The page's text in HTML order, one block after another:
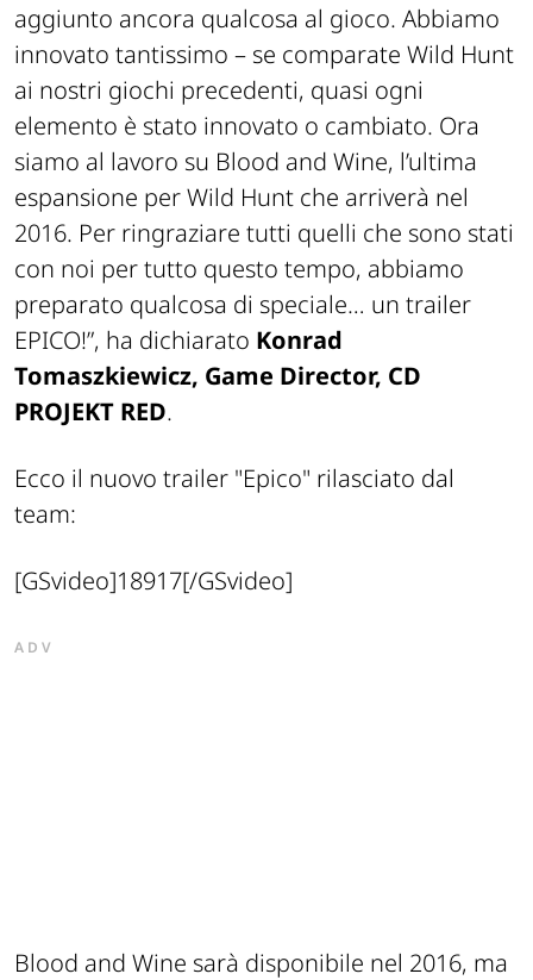
aggiunto ancora qualcosa al gioco. Abbiamo
innovato tantissimo – se comparate Wild Hunt
ai nostri giochi precedenti, quasi ogni
elemento è stato innovato o cambiato. Ora
siamo al lavoro su Blood and Wine, l’ultima
espansione per Wild Hunt che arriverà nel
2016. Per ringraziare tutti quelli che sono stati
con noi per tutto questo tempo, abbiamo
preparato qualcosa di speciale… un trailer
EPICO!”, ha dichiarato Konrad
Tomaszkiewicz, Game Director, CD
PROJEKT RED.
Ecco il nuovo trailer "Epico" rilasciato dal
team:
[GSvideo]18917[/GSvideo]
ADV
Blood and Wine sarà disponibile nel 2016, ma